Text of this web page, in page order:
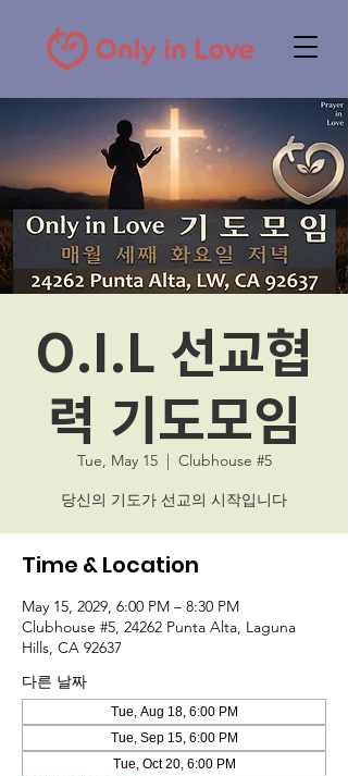
O.I.L 선교협
력 기도모임
Tue, May 15
  |
Clubhouse #5
당신의 기도가 선교의 시작입니다
Time & Location
May 15, 2029, 6:00 PM – 8:30 PM
Clubhouse #5, 24262 Punta Alta, Laguna
Hills, CA 92637
다른 날짜
Tue, Aug 18, 6:00 PM
Tue, Sep 15, 6:00 PM
Tue, Oct 20, 6:00 PM